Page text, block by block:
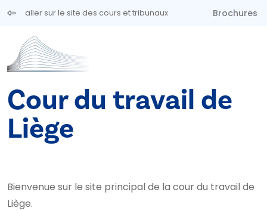
Aller au contenu principal
aller sur le site des cours et tribunaux Brochures
Cour du travail de
Liège
Bienvenue sur le site principal de la cour du travail de
Liège.